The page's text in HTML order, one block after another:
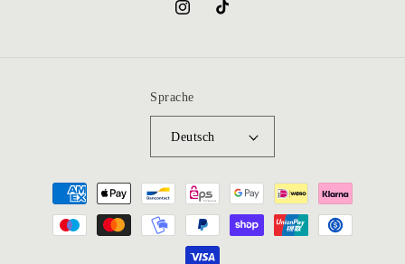
InstagramTikTok
Sprache
Deutsch
Zahlungsmethoden